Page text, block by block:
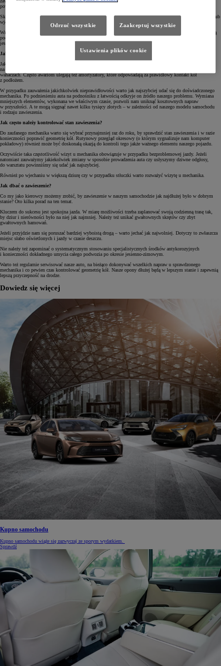
poważniejszej awarii.
Skrajnym przypadkiem jest nagłe mechaniczne uszkodzenie zawieszenia na skutek najechania na przeszkodę lub
wjechania w dziurę.
Wrogiem naszego zawieszenia jest też korozja. Sprzyjają temu zwłaszcza zanieczyszczenia, które się gromadzą
pod podwoziem samochodu. Również środki chemiczne, stosowane na drogach publicznych w okresie
jesienno-zimowym, nie pozostają bez wpływu na zawieszenie.
Jakie części zawieszenia psują się jako pierwsze?
Jako pierwsze psują się najczęściej gumowe i ruchome części zawieszenia, które są najbardziej narażone
na drgania. Mowa tu o sworzniach, łącznikach stabilizatora, końcówkach drążków kierowniczych czy
wahaczach. Często awariom ulegają też amortyzatory, które odpowiadają za prawidłowy kontakt kół
z podłożem.
W przypadku zauważenia jakichkolwiek nieprawidłowości warto jak najszybciej udać się do doświadczonego
mechanika. Po podniesieniu auta na podnośniku z łatwością odkryje on źródło naszego problemu. Wymiana
mniejszych elementów, wykonana we właściwym czasie, pozwoli nam uniknąć kosztownych napraw
w przyszłości. A te mogą sięgnąć nawet kilku tysięcy złotych – w zależności od naszego modelu samochodu
i rodzaju zawieszenia.
Jak często należy kontrolować stan zawieszenia?
Do zaufanego mechanika warto się wybrać przynajmniej raz do roku, by sprawdzić stan zawieszenia i w razie
konieczności poprawić geometrię kół. Rutynowy przegląd okresowy (o którym sygnalizuje nam komputer
pokładowy) również może być doskonałą okazją do kontroli tego jakże ważnego elementu naszego pojazdu.
Oczywiście taka częstotliwość wizyt u mechanika obowiązuje w przypadku bezproblemowej jazdy. Jeżeli
natomiast zauważymy jakiekolwiek zmiany w sposobie prowadzenia auta czy usłyszymy dziwne odgłosy,
do warsztatu powinniśmy się udać jak najszybciej.
Również po wjechaniu w większą dziurę czy w przypadku stłuczki warto rozważyć wizytę u mechanika.
Jak dbać o zawieszenie?
Co my jako kierowcy możemy zrobić, by zawieszenie w naszym samochodzie jak najdłużej było w dobrym
stanie? Oto kilka porad na ten temat.
Kluczem do sukcesu jest spokojna jazda. W miarę możliwości trzeba zaplanować swoją codzienną trasę tak,
by dziur i nierówności było na niej jak najmniej. Należy też unikać gwałtownych skrętów czy zbyt
gwałtownych hamowań.
Jeżeli przyjdzie nam się poruszać bardziej wyboistą drogą – warto jechać jak najwolniej. Dotyczy to zwłaszcza
miejsc słabo oświetlonych i jazdy w czasie deszczu.
Nie należy też zapominać o systematycznym stosowaniu specjalistycznych środków antykorozyjnych
i konieczności dokładnego umycia całego podwozia po okresie jesienno-zimowym.
Warto też regularnie serwisować nasze auto, na bieżąco dokonywać wszelkich napraw u sprawdzonego
mechanika i co pewien czas kontrolować geometrię kół. Nasze opony dłużej będą w lepszym stanie i zapewnią
lepszą przyczepność na drodze.
Dowiedz się więcej
Kupno samochodu
Kupno samochodu wiąże się zazwyczaj ze sporym wydatkiem.
Sprawdź
Odrzuć wszystkie Zaakceptuj wszystkie
Ustawienia plików cookie